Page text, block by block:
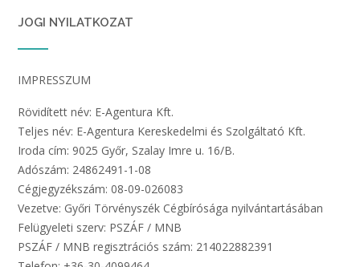
JOGI NYILATKOZAT
IMPRESSZUM
Rövidített név: E-Agentura Kft.
Teljes név: E-Agentura Kereskedelmi és Szolgáltató Kft.
Iroda cím: 9025 Győr, Szalay Imre u. 16/B.
Adószám: 24862491-1-08
Cégjegyzékszám: 08-09-026083
Vezetve: Győri Törvényszék Cégbírósága nyilvántartásában
Felügyeleti szerv: PSZÁF / MNB
PSZÁF / MNB regisztrációs szám: 214022882391